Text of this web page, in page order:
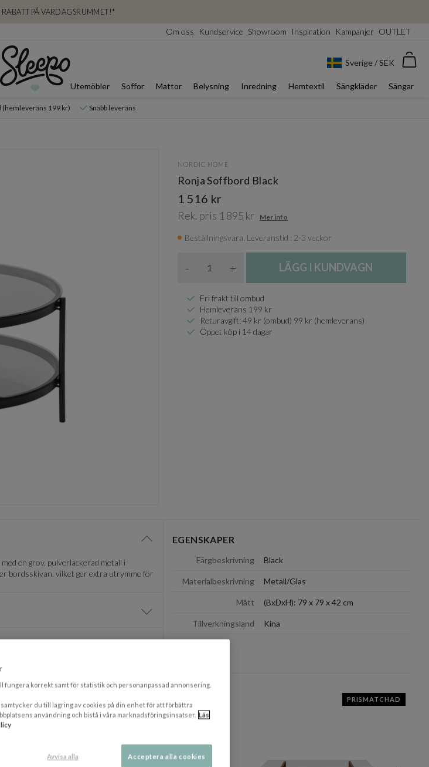
RABATT PÅ VARDAGSRUMMET!*
Om oss Kundservice Showroom Inspiration Kampanjer OUTLET
Sverige / SEK
Utemöbler Soffor Mattor Belysning Inredning Hemtextil Sängkläder Sängar
(hemleverans 199 kr) Snabb leverans
NORDIC HOME
Ronja Soffbord Black
1 516 kr
Rek. pris 1 895 kr Mer info
Beställningsvara. Leveranstid : 2-3 veckor
- + LÄGG I KUNDVAGN
Fri frakt till ombud
Hemleverans 199 kr
Returavgift: 49 kr (ombud) 99 kr (hemleverans)
Öppet köp i 14 dagar
Visa/dölj
en grov, pulverlackerad metall i
bordsskivan, vilket ger extra utrymme för
Visa/dölj
EGENSKAPER
Färgbeskrivning Black
Materialbeskrivning Metall/Glas
Mått (BxDxH): 79 x 79 x 42 cm
Tillverkningsland Kina
OCKSÅ GILLAR
PRISMATCHAD
fungera korrekt samt för statistik och personanpassad annonsering.
du till lagring av cookies på din enhet för att förbättra
användning och bistå i våra marknadsföringsinsatser. Läs
Avvisa alla Acceptera alla cookies